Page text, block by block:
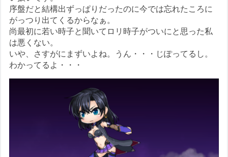
序盤だと結構出ずっぱりだったのに今では忘れたころに
がっつり出てくるからなぁ。
尚最初に若い時子と聞いてロリ時子がついにと思った私
は悪くない。
いや、さすがにまずいよね。うん・・・じぽってるし。
わかってるよ・・・